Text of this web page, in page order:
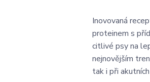
Inovovaná
proteinem s
citlivé psy na
nejnovějším
tak i při akutních